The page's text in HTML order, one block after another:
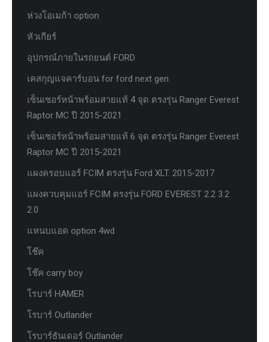
ห่วงโอเมก้า option
หัวเกียร์
อุปกรณ์ภายในรถยนต์ FORD
เคสกุญแจคาร์บอน for ford next gen
เซ็นเซอร์หน้าพร้อมสายแท้ 4 จุด ตรงรุ่น Ranger Everest
Raptor MC ปี 2015-2021
เซ็นเซอร์หน้าพร้อมสายแท้ 6 จุด ตรงรุ่น Ranger Everest
Raptor MC ปี 2015-2021
แผงครอบแอร์ FCIM ตรงรุ่น Ford XLT. 2015-2017
แผงควบคุมแอร์ FCIM ตรงรุ่น FORD EVEREST 2.2 3.2
2.0
แหนบแอด option 4wd
โช๊ค
โช๊ค carry boy
โรบาร์ HAMER
โรบาร์ Outlander
โรบาร์ธันเดอร์ Outlander